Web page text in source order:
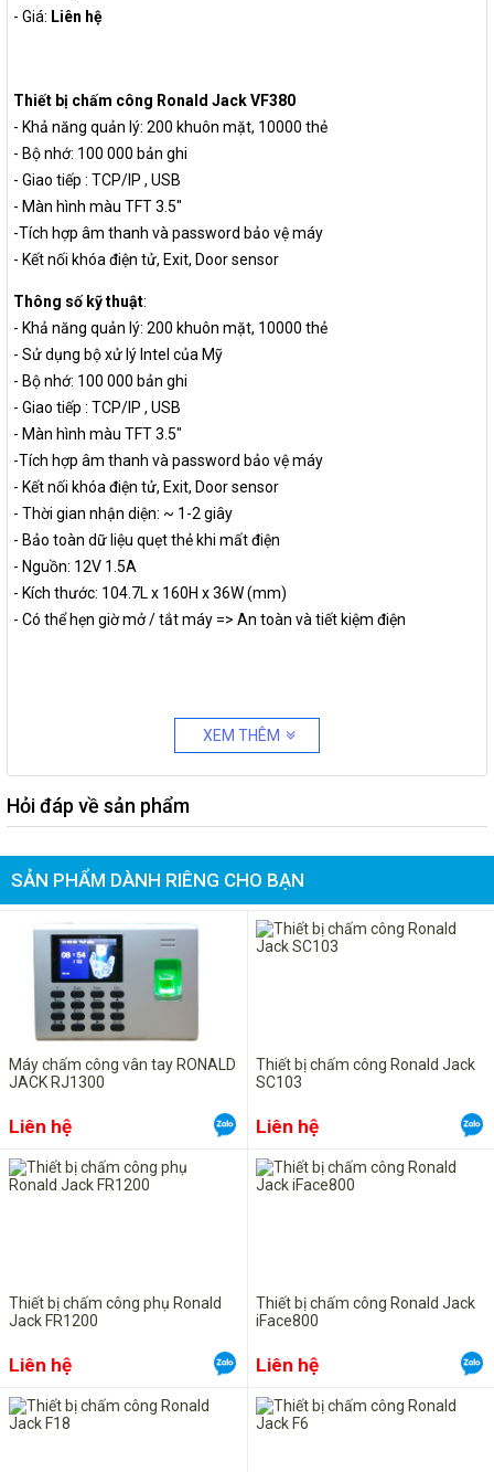
- Giá: Liên hệ
Thiết bị chấm công Ronald Jack VF380
- Khả năng quản lý: 200 khuôn mặt, 10000 thẻ
- Bộ nhớ: 100 000 bản ghi
- Giao tiếp : TCP/IP , USB
- Màn hình màu TFT 3.5"
-Tích hợp âm thanh và password bảo vệ máy
- Kết nối khóa điện tử, Exit, Door sensor
Thông số kỹ thuật:
- Khả năng quản lý: 200 khuôn mặt, 10000 thẻ
- Sử dụng bộ xử lý Intel của Mỹ
- Bộ nhớ: 100 000 bản ghi
- Giao tiếp : TCP/IP , USB
- Màn hình màu TFT 3.5"
-Tích hợp âm thanh và password bảo vệ máy
- Kết nối khóa điện tử, Exit, Door sensor
- Thời gian nhận diện: ~ 1-2 giây
- Bảo toàn dữ liệu quẹt thẻ khi mất điện
- Nguồn: 12V 1.5A
- Kích thước: 104.7L x 160H x 36W (mm)
- Có thể hẹn giờ mở / tắt máy => An toàn và tiết kiệm điện
XEM THÊM
Hỏi đáp về sản phẩm
SẢN PHẨM DÀNH RIÊNG CHO BẠN
Máy chấm công vân tay RONALD
JACK RJ1300
Liên hệ
Thiết bị chấm công Ronald Jack
SC103
Liên hệ
Thiết bị chấm công phụ Ronald
Jack FR1200
Liên hệ
Thiết bị chấm công Ronald Jack
iFace800
Liên hệ